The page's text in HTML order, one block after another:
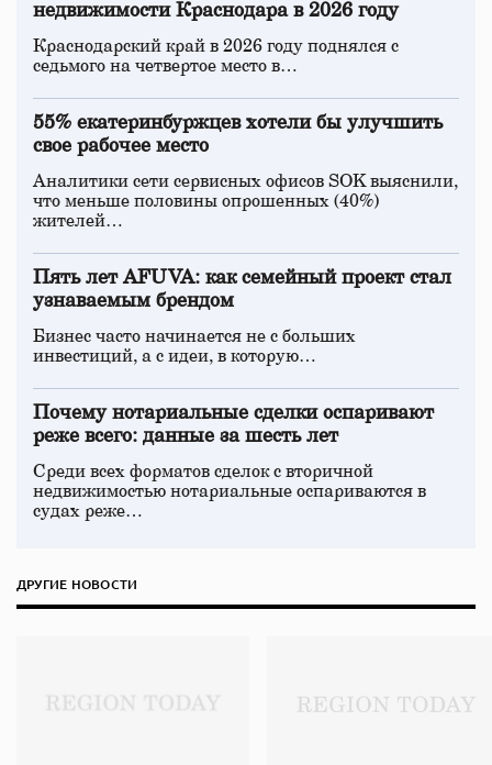
недвижимости Краснодара в 2026 году
Краснодарский край в 2026 году поднялся с
седьмого на четвертое место в…
55% екатеринбуржцев хотели бы улучшить
свое рабочее место
Аналитики сети сервисных офисов SOK выяснили,
что меньше половины опрошенных (40%)
жителей…
Пять лет AFUVA: как семейный проект стал
узнаваемым брендом
Бизнес часто начинается не с больших
инвестиций, а с идеи, в которую…
Почему нотариальные сделки оспаривают
реже всего: данные за шесть лет
Среди всех форматов сделок с вторичной
недвижимостью нотариальные оспариваются в
судах реже…
ДРУГИЕ НОВОСТИ